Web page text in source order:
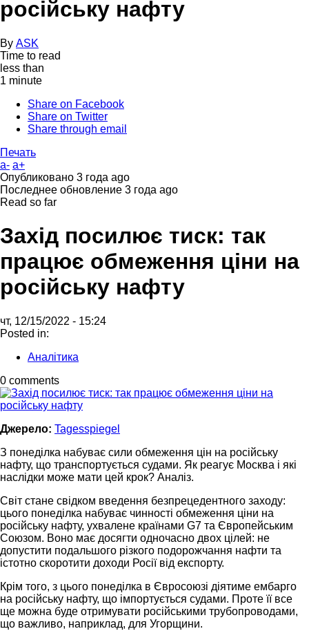
російську нафту
By ASK
Time to read
less than
1 minute
Share on Facebook
Share on Twitter
Share through email
Печать
a- a+
Опубликовано 3 года ago
Последнее обновление 3 года ago
Read so far
Захід посилює тиск: так
працює обмеження ціни на
російську нафту
чт, 12/15/2022 - 15:24
Posted in:
Аналітика
0 comments
Джерело: Tagesspiegel
З понеділка набуває сили обмеження цін на російську
нафту, що транспортується судами. Як реагує Москва і які
наслідки може мати цей крок? Аналіз.
Світ стане свідком введення безпрецедентного заходу:
цього понеділка набуває чинності обмеження ціни на
російську нафту, ухвалене країнами G7 та Європейським
Союзом. Воно має досягти одночасно двох цілей: не
допустити подальшого різкого подорожчання нафти та
істотно скоротити доходи Росії від експорту.
Крім того, з цього понеділка в Євросоюзі діятиме ембарго
на російську нафту, що імпортується судами. Проте її все
ще можна буде отримувати російськими трубопроводами,
що важливо, наприклад, для Угорщини.